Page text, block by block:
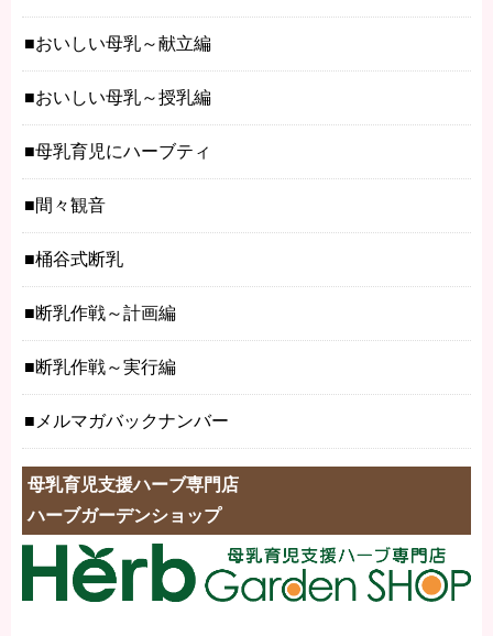
おいしい母乳～献立編
おいしい母乳～授乳編
母乳育児にハーブティ
間々観音
桶谷式断乳
断乳作戦～計画編
断乳作戦～実行編
メルマガバックナンバー
母乳育児支援ハーブ専門店
ハーブガーデンショップ